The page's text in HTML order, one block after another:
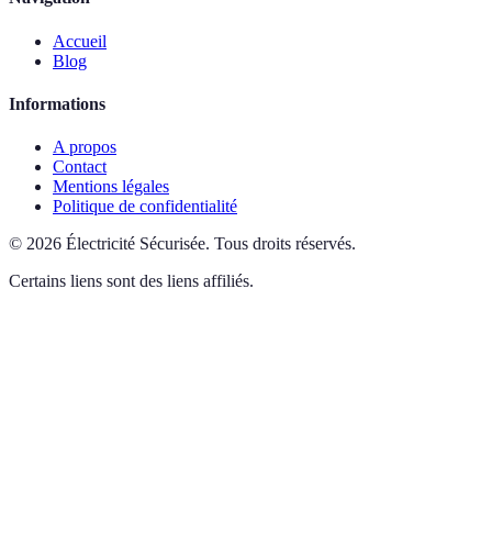
Accueil
Blog
Informations
A propos
Contact
Mentions légales
Politique de confidentialité
© 2026 Électricité Sécurisée. Tous droits réservés.
Certains liens sont des liens affiliés.